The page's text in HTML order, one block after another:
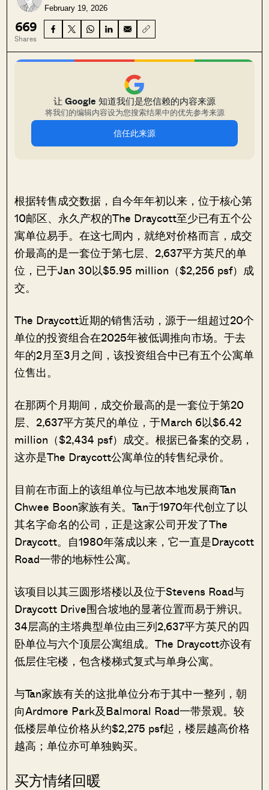
February 19, 2026
669
Shares
让 Google 知道我们是您信赖的内容来源
将我们的编辑内容设为您搜索结果中的优先参考来源
信任此来源
根据转售成交数据，自今年年初以来，位于核心第
10邮区、永久产权的The Draycott至少已有五个公
寓单位易手。在这七周内，就绝对价格而言，成交
价最高的是一套位于第七层、2,637平方英尺的单
位，已于Jan 30以$5.95 million（$2,256 psf）成
交。
The Draycott近期的销售活动，源于一组超过20个
单位的投资组合在2025年被低调推向市场。于去
年的2月至3月之间，该投资组合中已有五个公寓单
位售出。
在那两个月期间，成交价最高的是一套位于第20
层、2,637平方英尺的单位，于March 6以$6.42
million（$2,434 psf）成交。根据已备案的交易，
这亦是The Draycott公寓单位的转售纪录价。
目前在市面上的该组单位与已故本地发展商Tan
Chwee Boon家族有关。Tan于1970年代创立了以
其名字命名的公司，正是这家公司开发了The
Draycott。自1980年落成以来，它一直是Draycott
Road一带的地标性公寓。
该项目以其三圆形塔楼以及位于Stevens Road与
Draycott Drive围合坡地的显著位置而易于辨识。
34层高的主塔典型单位由三列2,637平方英尺的四
卧单位与六个顶层公寓组成。The Draycott亦设有
低层住宅楼，包含楼梯式复式与单身公寓。
与Tan家族有关的这批单位分布于其中一整列，朝
向Ardmore Park及Balmoral Road一带景观。较
低楼层单位价格从约$2,275 psf起，楼层越高价格
越高；单位亦可单独购买。
买方情绪回暖